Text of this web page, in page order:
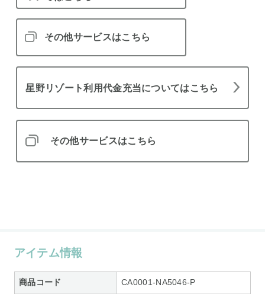
その他サービスはこちら
星野リゾート利用代金充当についてはこちら
その他サービスはこちら
アイテム情報
商品コード CA0001-NA5046-P